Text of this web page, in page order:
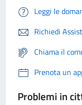
Leggi le
Richiedi
Chiama il
Prenota un
Problemi in